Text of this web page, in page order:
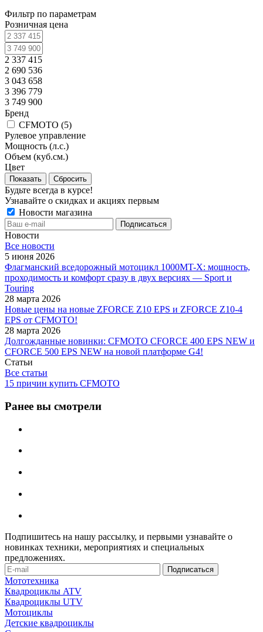
Фильтр по параметрам
Розничная цена
2 337 415
2 690 536
3 043 658
3 396 779
3 749 900
Бренд
CFMOTO (5)
Рулевое управление
Мощность (л.с.)
Объем (куб.см.)
Цвет
Сбросить
Будьте всегда в курсе!
Узнавайте о скидках и акциях первым
Новости магазина
Новости
Все новости
5 июня 2026
Флагманский вседорожный мотоцикл 1000MT-X: мощность,
проходимость и комфорт сразу в двух версиях — Sport и
Touring
28 марта 2026
Новые цены на новые ZFORCE Z10 EPS и ZFORCE Z10-4
EPS от CFMOTO!
28 марта 2026
Долгожданные новинки: CFMOTO CFORCE 400 EPS NEW и
CFORCE 500 EPS NEW на новой платформе G4!
Статьи
Все статьи
15 причин купить CFMOTO
Ранее вы смотрели
Подпишитесь на нашу рассылку, и первыми узнавайте о
новинках техники, мероприятиях и специальных
предложениях.
Мототехника
Квадроциклы ATV
Квадроциклы UTV
Мотоциклы
Детские квадроциклы